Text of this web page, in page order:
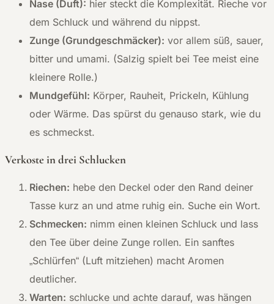
Nase (Duft): hier steckt die Komplexität. Rieche vor
dem Schluck und während du nippst.
Zunge (Grundgeschmäcker): vor allem süß, sauer,
bitter und umami. (Salzig spielt bei Tee meist eine
kleinere Rolle.)
Mundgefühl: Körper, Rauheit, Prickeln, Kühlung
oder Wärme. Das spürst du genauso stark, wie du
es schmeckst.
Verkoste in drei Schlucken
Riechen: hebe den Deckel oder den Rand deiner
Tasse kurz an und atme ruhig ein. Suche ein Wort.
Schmecken: nimm einen kleinen Schluck und lass
den Tee über deine Zunge rollen. Ein sanftes
„Schlürfen“ (Luft mitziehen) macht Aromen
deutlicher.
Warten: schlucke und achte darauf, was hängen